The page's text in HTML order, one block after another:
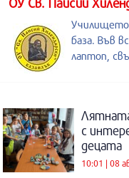
Училището
база. Във
лаптоп,
с
децата
10:01 | 08